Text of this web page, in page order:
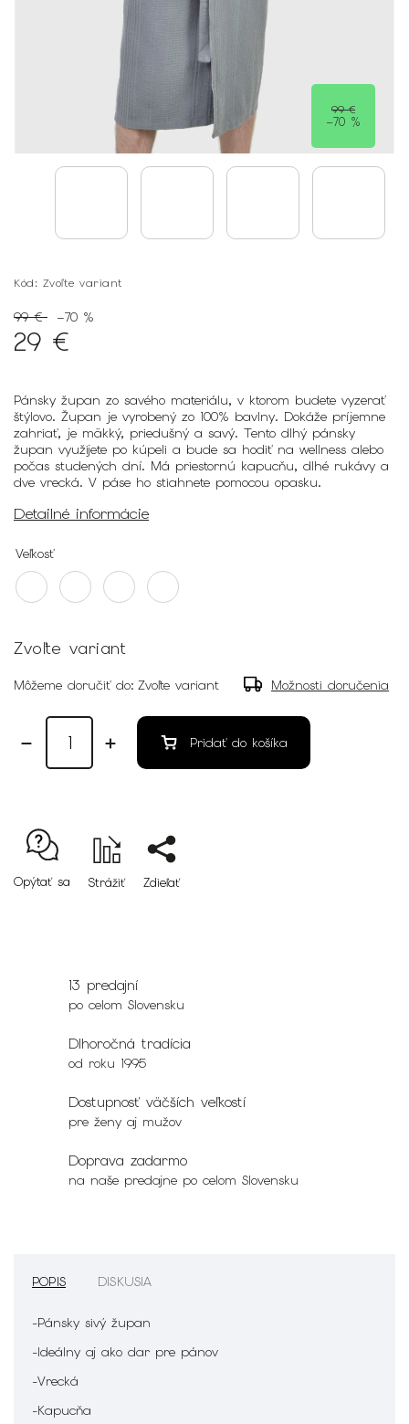
99 €
–70 %
Kód: Zvoľte variant
99 € –70 %
29 €
Pánsky župan zo savého materiálu, v ktorom budete vyzerať
štýlovo. Župan je vyrobený zo 100% bavlny. Dokáže príjemne
zahriať, je mäkký, priedušný a savý. Tento dlhý pánsky
župan využijete po kúpeli a bude sa hodiť na wellness alebo
počas studených dní. Má priestornú kapucňu, dlhé rukávy a
dve vrecká. V páse ho stiahnete pomocou opasku.
Detailné informácie
Veľkosť
Zvoľte variant
Môžeme doručiť do: Zvoľte variant Možnosti doručenia
Pridať do košíka
Opýtať sa Strážiť Zdieľať
13 predajní
po celom Slovensku
Dlhoročná tradícia
od roku 1995
Dostupnosť väčších veľkostí
pre ženy aj mužov
Doprava zadarmo
na naše predajne po celom Slovensku
POPIS DISKUSIA
-Pánsky sivý župan
-Ideálny aj ako dar pre pánov
-Vrecká
-Kapucňa